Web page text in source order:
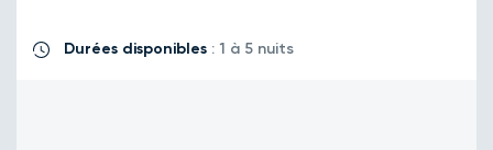
Durées disponibles : 1 à 5 nuits